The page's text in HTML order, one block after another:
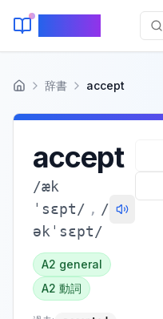
ホーム 辞書 accept
accept
/æk
ˈsɛpt/ , /
əkˈsɛpt/
A2 general
A2 動詞